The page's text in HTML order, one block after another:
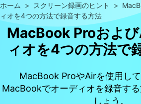
ホーム > スクリーン録画のヒント >
ィオを4つの方法で録音する方法
MacBook Proおよ
ィオを4つの方法で
MacBook ProやAirを使用して
MacBookでオーディオを録音す
しょう。